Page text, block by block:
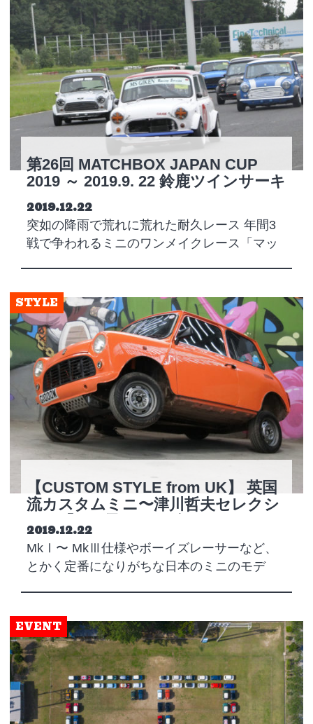
第26回 MATCHBOX JAPAN CUP
2019 ～ 2019.9. 22 鈴鹿ツインサーキ
ット
Posted on
2019.12.22
突如の降雨で荒れに荒れた耐久レース 年間3
戦で争われるミニのワンメイクレース「マッ
【CUSTOM STYLE from UK】 英国
流カスタムミニ〜津川哲夫セレクシ
ョン「ぶっ飛びミニ編」
Posted on
2019.12.22
MkⅠ〜 MkⅢ仕様やボーイズレーサーなど、
とかく定番になりがちな日本のミニのモデ
STYLE
EVENT